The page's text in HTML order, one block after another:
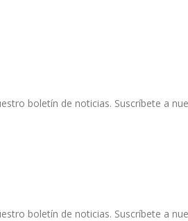
boletín de noticias. Suscríbete a
boletín de noticias. Suscríbete a